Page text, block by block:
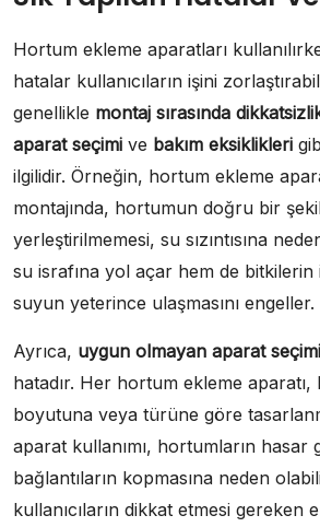
Hortum ekleme aparatları
hatalar kullanıcıların işini
genellikle montaj sırasında
aparat seçimi ve bakım eksiklikleri
ilgilidir. Örneğin, hortum ekleme
montajında, hortumun doğru bir
yerleştirilmemesi, su sızıntısına
su israfına yol açar hem de
suyun yeterince ulaşmasını engeller.
Ayrıca, uygun olmayan aparat seçimi
hatadır. Her hortum ekleme
boyutuna veya türüne göre
aparat kullanımı, hortumların hasar
bağlantıların kopmasına neden
kullanıcıların dikkat etmesi gereken